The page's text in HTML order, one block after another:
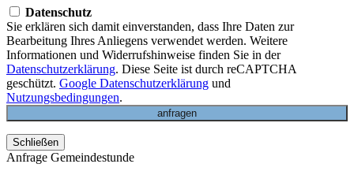
Datenschutz
Sie erklären sich damit einverstanden, dass Ihre Daten zur
Bearbeitung Ihres Anliegens verwendet werden. Weitere
Informationen und Widerrufshinweise finden Sie in der
Datenschutzerklärung. Diese Seite ist durch reCAPTCHA
geschützt. Google Datenschutzerklärung und
Nutzungsbedingungen.
Schließen
Anfrage Gemeindestunde